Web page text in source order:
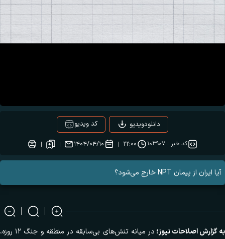
کد ویدیو دانلودویدیو
کد خبر :۱۰۳۹۰۷ ۲۲:۰۰ ۱۴۰۴/۰۴/۱۰
آیا ایران از پیمان NPT خارج می‌شود؟
به گزارشاصلاحات نیوز؛
در میانه تنش‌های بی‌سابقه در منطقه و جنگ ۱۲ روزه،